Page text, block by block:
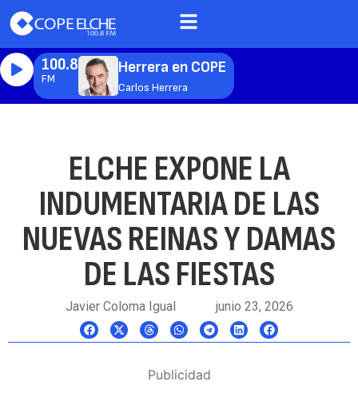
100.8
FM
Herrera en COPE
Carlos Herrera
ELCHE EXPONE LA
INDUMENTARIA DE LAS
NUEVAS REINAS Y DAMAS
DE LAS FIESTAS
Javier Coloma Igual junio 23, 2026
Publicidad